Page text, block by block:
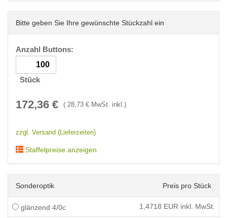
Bitte geben Sie Ihre gewünschte Stückzahl ein
Anzahl Buttons:
Stück
172,36 € ( 28,73 € MwSt. inkl.)
zzgl. Versand (Lieferzeiten)
Staffelpreise anzeigen
Sonderoptik Preis pro Stück
glänzend 4/0c 1,4718 EUR inkl. MwSt.